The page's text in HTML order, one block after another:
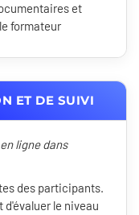
et
formateur
ET DE SUIVI
ligne dans
des participants.
le niveau